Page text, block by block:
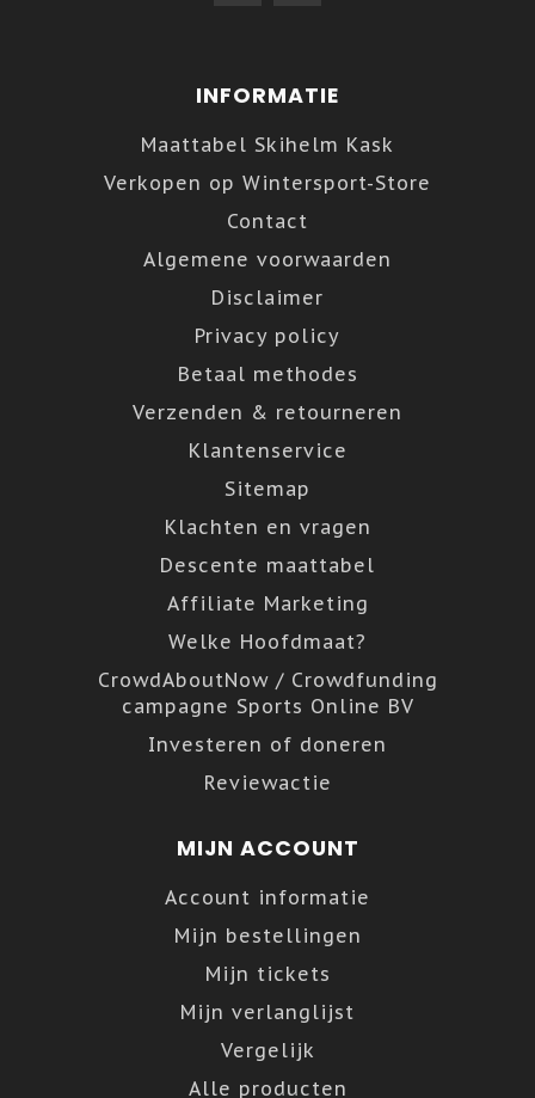
INFORMATIE
Maattabel Skihelm Kask
Verkopen op Wintersport-Store
Contact
Algemene voorwaarden
Disclaimer
Privacy policy
Betaal methodes
Verzenden & retourneren
Klantenservice
Sitemap
Klachten en vragen
Descente maattabel
Affiliate Marketing
Welke Hoofdmaat?
CrowdAboutNow / Crowdfunding
campagne Sports Online BV
Investeren of doneren
Reviewactie
MIJN ACCOUNT
Account informatie
Mijn bestellingen
Mijn tickets
Mijn verlanglijst
Vergelijk
Alle producten